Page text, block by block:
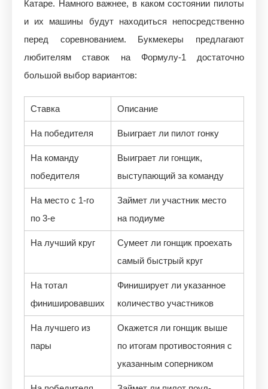
Катаре. Намного важнее, в каком состоянии пилоты
и их машины будут находиться непосредственно
перед соревнованием. Букмекеры предлагают
любителям ставок на Формулу-1 достаточно
большой выбор вариантов:
Ставка Описание
На победителя Выиграет ли пилот гонку
На команду
победителя
Выиграет ли гонщик,
выступающий за команду
На место с 1-го
по 3-е
Займет ли участник место
на подиуме
На лучший круг
Сумеет ли гонщик проехать
самый быстрый круг
На тотал
финишировавших
Финиширует ли указанное
количество участников
На лучшего из
пары
Окажется ли гонщик выше
по итогам противостояния с
указанным соперником